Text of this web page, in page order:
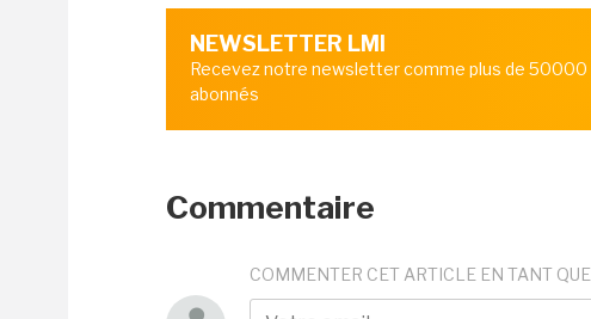
NEWSLETTER LMI
Recevez notre newsletter comme plus de 50000
abonnés
Commentaire
COMMENTER CET ARTICLE EN TANT QUE